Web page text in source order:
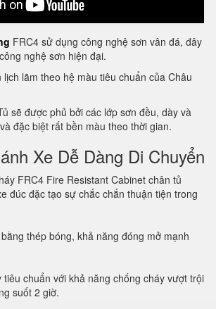
FRC4 sử dụng công nghệ sơn vân đá, đây
nghệ sơn hiện đại.
lãm theo hệ màu tiêu chuẩn của Châu
sẽ được phủ bởi các lớp sơn đều, dày và
đặc biệt rất bền màu theo thời gian.
Xe Dễ Dàng Di Chuyển
FRC4 Fire Resistant Cabinet chân tủ
đúc đặc tạo sự chắc chắn thuận tiện trong
thép bóng, khả năng đóng mở mạnh
tiêu chuẩn với khả năng chống cháy vượt trội
suốt 2 giờ.